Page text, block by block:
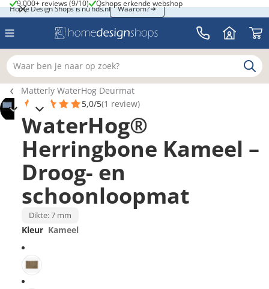
Home Design Shops is nu hds.nl
Home Design Shops is nu hds.nl Waarom?
9.000+ reviews (9/10)
9.000+ reviews (9/10) Qshops erkende webshop
Qshops erkende webshop
Waar ben je naar op zoek?
Breadcrumb navigatie
Matterly WaterHog Deurmat
5,0/5(1 review)
WaterHog®
Herringbone Kameel –
Droog- en
schoonloopmat
Dikte: 7 mm
Kleur Kameel